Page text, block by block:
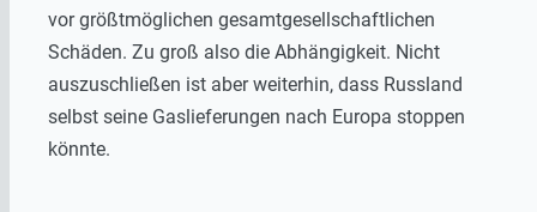
vor größtmöglichen gesamtgesellschaftlichen
Schäden. Zu groß also die Abhängigkeit. Nicht
auszuschließen ist aber weiterhin, dass Russland
selbst seine Gaslieferungen nach Europa stoppen
könnte.